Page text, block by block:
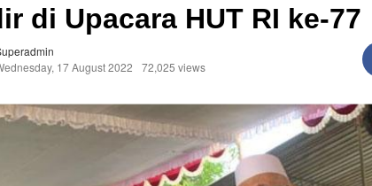
di Upacara HUT RI ke-77
17 August 2022
72,025 views